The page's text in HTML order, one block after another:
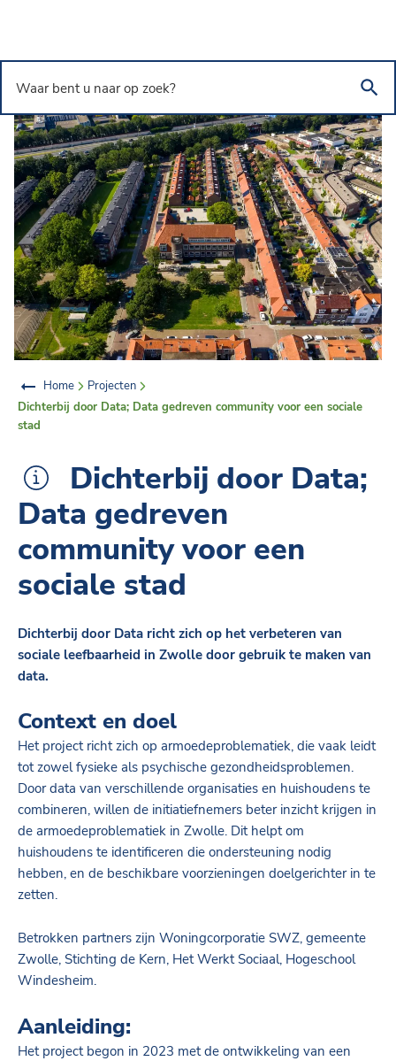
Home
Projecten
Dichterbij door Data; Data gedreven community voor een sociale
stad
Dichterbij door Data;
Data gedreven
community voor een
sociale stad
Dichterbij door Data richt zich op het verbeteren van
sociale leefbaarheid in Zwolle door gebruik te maken van
data.
Context en doel
Het project richt zich op armoedeproblematiek, die vaak leidt
tot zowel fysieke als psychische gezondheidsproblemen.
Door data van verschillende organisaties en huishoudens te
combineren, willen de initiatiefnemers beter inzicht krijgen in
de armoedeproblematiek in Zwolle. Dit helpt om
huishoudens te identificeren die ondersteuning nodig
hebben, en de beschikbare voorzieningen doelgerichter in te
zetten.
Betrokken partners zijn Woningcorporatie SWZ, gemeente
Zwolle, Stichting de Kern, Het Werkt Sociaal, Hogeschool
Windesheim.
Aanleiding:
Het project begon in 2023 met de ontwikkeling van een